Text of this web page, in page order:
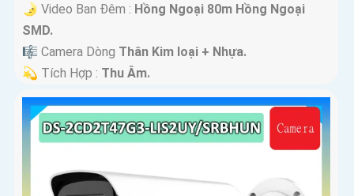
🌛 Video Ban Đêm : Hồng Ngoại 80m Hồng Ngoại
SMD.
🎼️ Camera Dòng Thân Kim loại + Nhựa.
️💫 Tích Hợp : Thu Âm.